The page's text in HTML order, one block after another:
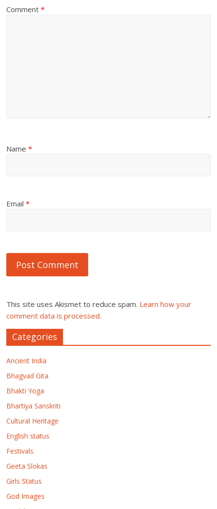
Comment*
Name*
Email*
This site uses Akismet to reduce spam. Learn how your
comment data is processed.
Categories
Ancient India
Bhagvad Gita
Bhakti Yoga
Bhartiya Sanskriti
Cultural Heritage
English status
Festivals
Geeta Slokas
Girls Status
God Images